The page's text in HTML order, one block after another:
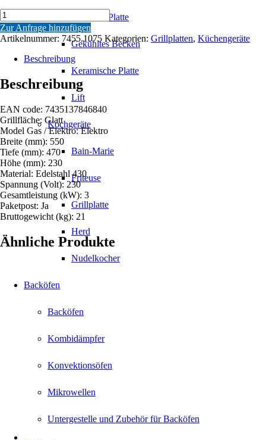
Gekühlte Platte
Gekühltes Becken
Keramische Platte
Lift
Kochgeräte
Bain-Marie
Friteuse
Grillplatte
Herd
Nudelkocher
Backöfen
Backöfen
Kombidämpfer
Konvektionsöfen
Mikrowellen
Untergestelle und Zubehör für Backöfen
ELEKTRO
GRILLPLATTE
Menge
Zur Anfrage hinzufügen
Artikelnummer: 7455.1075 Kategorien: Grillplatten, Küchengeräte
Beschreibung
Beschreibung
EAN code: 7435137846840
Grillfläche: Glatt
Model Gas / Elektro: Elektro
Breite (mm): 550
Tiefe (mm): 470
Höhe (mm): 230
Material: Edelstahl 430
Spannung (Volt): 230
Gesamtleistung (kW): 3
Paketpost: Ja
Bruttogewicht (kg): 21
Ähnliche Produkte